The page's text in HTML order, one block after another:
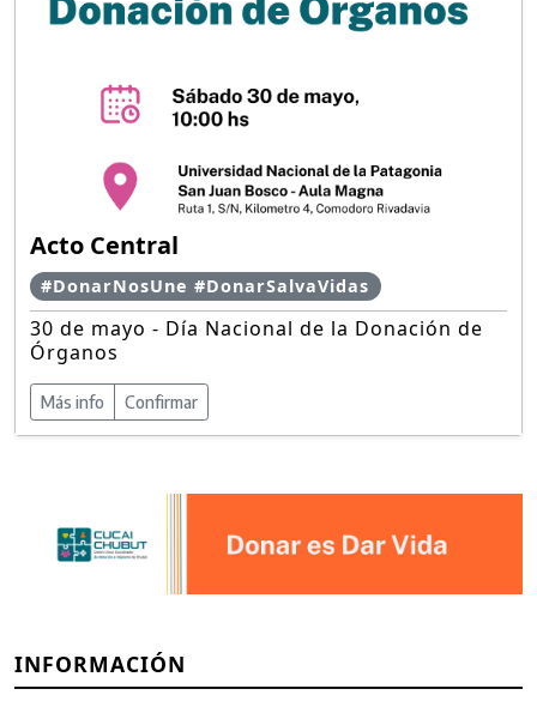
Acto Central
#DonarNosUne #DonarSalvaVidas
30 de mayo - Día Nacional de la Donación de
Órganos
Más info Confirmar
INFORMACIÓN